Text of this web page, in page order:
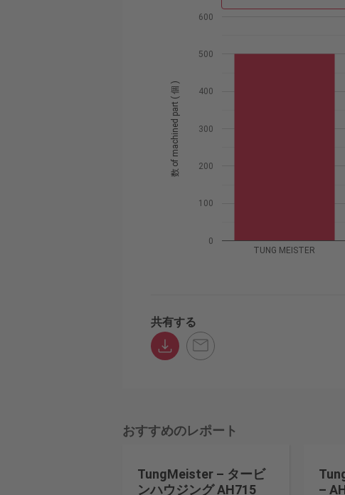
TUNG MEISTER
0
100
200
300
400
500
600
数 of machined part ( 個 )
共有する
おすすめのレポート
TungMeister – タービ
ンハウジング AH715
–